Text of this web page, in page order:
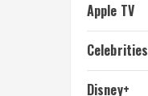
Apple TV
Celebrities
Disney+